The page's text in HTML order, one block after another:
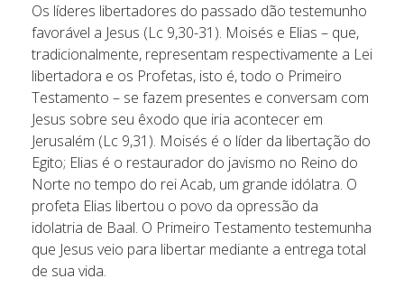
Os líderes libertadores do passado dão testemunho
favorável a Jesus (Lc 9,30-31). Moisés e Elias – que,
tradicionalmente, representam respectivamente a Lei
libertadora e os Profetas, isto é, todo o Primeiro
Testamento – se fazem presentes e conversam com
Jesus sobre seu êxodo que iria acontecer em
Jerusalém (Lc 9,31). Moisés é o líder da libertação do
Egito; Elias é o restaurador do javismo no Reino do
Norte no tempo do rei Acab, um grande idólatra. O
profeta Elias libertou o povo da opressão da
idolatria de Baal. O Primeiro Testamento testemunha
que Jesus veio para libertar mediante a entrega total
de sua vida.